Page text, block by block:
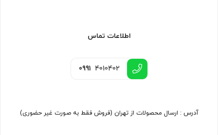
اطلاعات تماس
0991 4010402
آدرس : ارسال محصولات از تهران (فروش فقط به صورت غیر حضوری)